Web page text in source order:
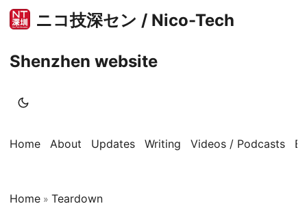
ニコ技深セン / Nico-Tech
Shenzhen website
Home About Updates Writing Videos / Podcasts
Home » Teardown